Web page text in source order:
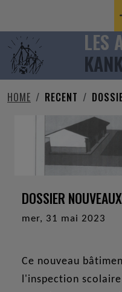
LES
HOME RECENT
DOSSIER
mer, 31 mai 2023
Ce nouveau
l'inspection